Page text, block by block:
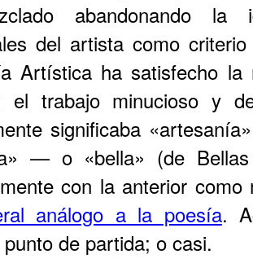
abandonando
del artista como
Artística ha satisfecho la
el trabajo minucioso y
significaba
— o «bella» (de
con la anterior
análogo a la poesía.
de partida; o casi.